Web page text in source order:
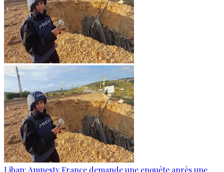
Liban: Amnesty France demande une enquête après une